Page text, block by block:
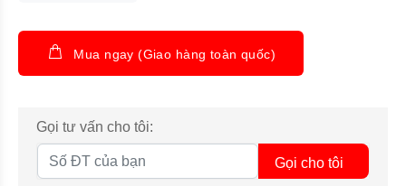
Mua ngay (Giao hàng toàn quốc)
Gọi tư vấn cho tôi:
Gọi cho tôi